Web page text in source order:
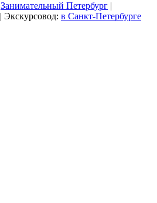
Занимательный Петербург |
| Экскурсовод: в Санкт-Петербурге